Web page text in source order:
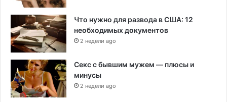
Что нужно для развода в США: 12
необходимых документов
2 недели ago
Секс с бывшим мужем — плюсы и
минусы
2 недели ago